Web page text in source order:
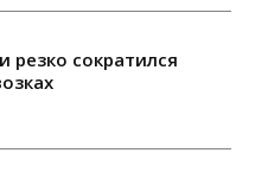
резко сократился